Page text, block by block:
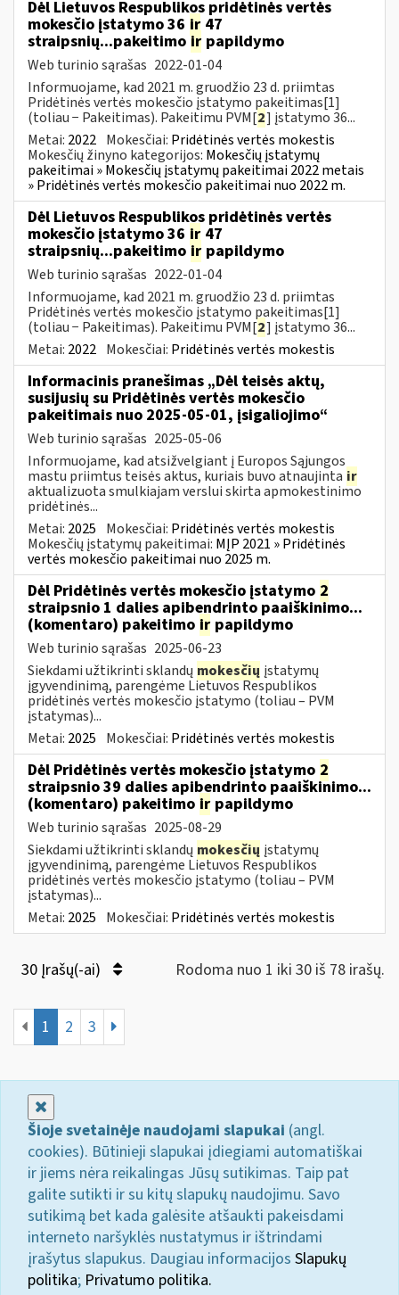
Dėl Lietuvos Respublikos pridėtinės vertės
mokesčio įstatymo 36 ir 47
straipsnių...pakeitimo ir papildymo
Web turinio sąrašas 2022-01-04
Informuojame, kad 2021 m. gruodžio 23 d. priimtas
Pridėtinės vertės mokesčio įstatymo pakeitimas[1]
(toliau − Pakeitimas). Pakeitimu PVM[2] įstatymo 36...
Metai: 2022 Mokesčiai: Pridėtinės vertės mokestis
Mokesčių žinyno kategorijos: Mokesčių įstatymų
pakeitimai » Mokesčių įstatymų pakeitimai 2022 metais
» Pridėtinės vertės mokesčio pakeitimai nuo 2022 m.
Dėl Lietuvos Respublikos pridėtinės vertės
mokesčio įstatymo 36 ir 47
straipsnių...pakeitimo ir papildymo
Web turinio sąrašas 2022-01-04
Informuojame, kad 2021 m. gruodžio 23 d. priimtas
Pridėtinės vertės mokesčio įstatymo pakeitimas[1]
(toliau − Pakeitimas). Pakeitimu PVM[2] įstatymo 36...
Metai: 2022 Mokesčiai: Pridėtinės vertės mokestis
Informacinis pranešimas „Dėl teisės aktų,
susijusių su Pridėtinės vertės mokesčio
pakeitimais nuo 2025-05-01, įsigaliojimo“
Web turinio sąrašas 2025-05-06
Informuojame, kad atsižvelgiant į Europos Sąjungos
mastu priimtus teisės aktus, kuriais buvo atnaujinta ir
aktualizuota smulkiajam verslui skirta apmokestinimo
pridėtinės...
Metai: 2025 Mokesčiai: Pridėtinės vertės mokestis
Mokesčių įstatymų pakeitimai: MĮP 2021 » Pridėtinės
vertės mokesčio pakeitimai nuo 2025 m.
Dėl Pridėtinės vertės mokesčio įstatymo 2
straipsnio 1 dalies apibendrinto paaiškinimo...
(komentaro) pakeitimo ir papildymo
Web turinio sąrašas 2025-06-23
Siekdami užtikrinti sklandų mokesčių įstatymų
įgyvendinimą, parengėme Lietuvos Respublikos
pridėtinės vertės mokesčio įstatymo (toliau – PVM
įstatymas)...
Metai: 2025 Mokesčiai: Pridėtinės vertės mokestis
Dėl Pridėtinės vertės mokesčio įstatymo 2
straipsnio 39 dalies apibendrinto paaiškinimo...
(komentaro) pakeitimo ir papildymo
Web turinio sąrašas 2025-08-29
Siekdami užtikrinti sklandų mokesčių įstatymų
įgyvendinimą, parengėme Lietuvos Respublikos
pridėtinės vertės mokesčio įstatymo (toliau – PVM
įstatymas)...
Metai: 2025 Mokesčiai: Pridėtinės vertės mokestis
30 Įrašų(-ai) Rodoma nuo 1 iki 30 iš 78 irašų.
1 2 3
Šioje svetainėje naudojami slapukai (angl.
cookies). Būtinieji slapukai įdiegiami automatiškai
ir jiems nėra reikalingas Jūsų sutikimas. Taip pat
galite sutikti ir su kitų slapukų naudojimu. Savo
sutikimą bet kada galėsite atšaukti pakeisdami
interneto naršyklės nustatymus ir ištrindami
įrašytus slapukus. Daugiau informacijos Slapukų
politika; Privatumo politika.